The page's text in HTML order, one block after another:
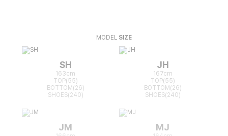
MODEL SIZE
SH
163cm
TOP(55)
BOTTOM(26)
SHOES(240)
JH
167cm
TOP(55)
BOTTOM(26)
SHOES(240)
JM MJ